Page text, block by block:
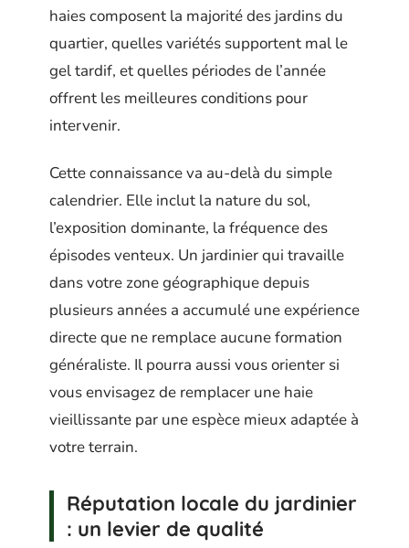
haies composent la majorité des jardins du
quartier, quelles variétés supportent mal le
gel tardif, et quelles périodes de l’année
offrent les meilleures conditions pour
intervenir.
Cette connaissance va au-delà du simple
calendrier. Elle inclut la nature du sol,
l’exposition dominante, la fréquence des
épisodes venteux. Un jardinier qui travaille
dans votre zone géographique depuis
plusieurs années a accumulé une expérience
directe que ne remplace aucune formation
généraliste. Il pourra aussi vous orienter si
vous envisagez de remplacer une haie
vieillissante par une espèce mieux adaptée à
votre terrain.
Réputation locale du jardinier
: un levier de qualité